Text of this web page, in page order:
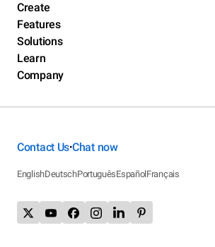
Create
Features
Solutions
Learn
Company
Contact Us•Chat now
EnglishDeutschPortuguêsEspañolFrançais